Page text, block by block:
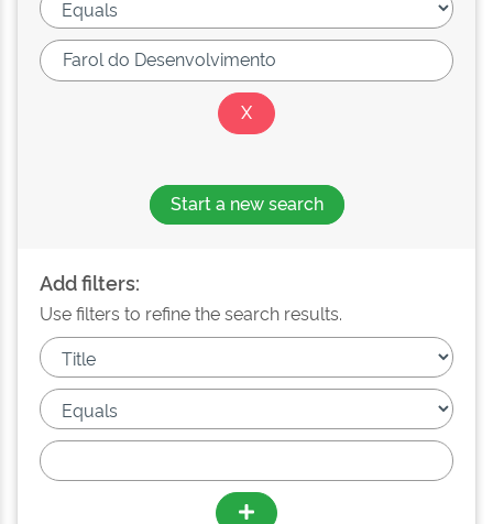
Start a new search
Add filters:
Use filters to refine the search results.